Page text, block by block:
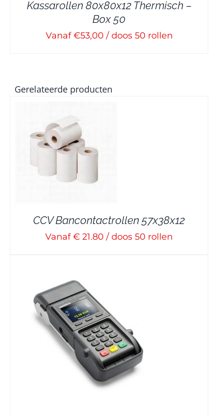
Kassarollen 80x80x12 Thermisch –
Box 50
Vanaf €53,00 / doos 50 rollen
Gerelateerde producten
CCV Bancontactrollen 57x38x12
Vanaf € 21.80 / doos 50 rollen